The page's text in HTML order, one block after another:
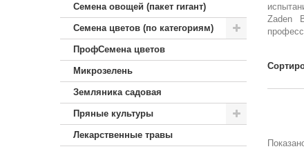
Семена овощей (пакет гигант)
Семена цветов (по категориям)
ПрофСемена цветов
Микрозелень
Земляника садовая
Пряные культуры
Лекарственные травы
Zaden